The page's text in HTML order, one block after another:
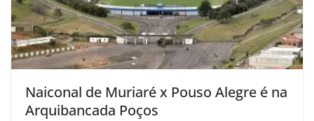
Naiconal de Muriaré x Pouso Alegre é na
Arquibancada Poços